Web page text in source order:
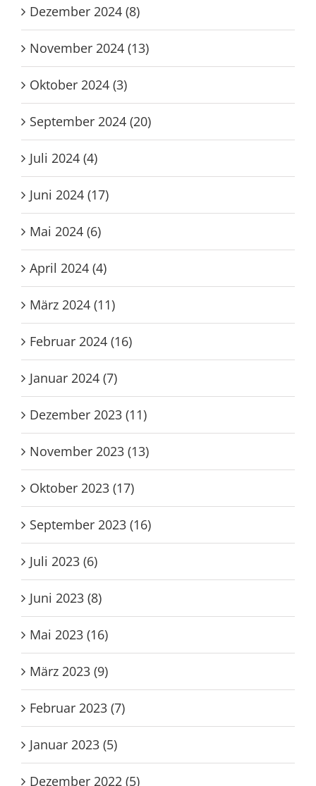
Dezember 2024 (8)
November 2024 (13)
Oktober 2024 (3)
September 2024 (20)
Juli 2024 (4)
Juni 2024 (17)
Mai 2024 (6)
April 2024 (4)
März 2024 (11)
Februar 2024 (16)
Januar 2024 (7)
Dezember 2023 (11)
November 2023 (13)
Oktober 2023 (17)
September 2023 (16)
Juli 2023 (6)
Juni 2023 (8)
Mai 2023 (16)
März 2023 (9)
Februar 2023 (7)
Januar 2023 (5)
Dezember 2022 (5)